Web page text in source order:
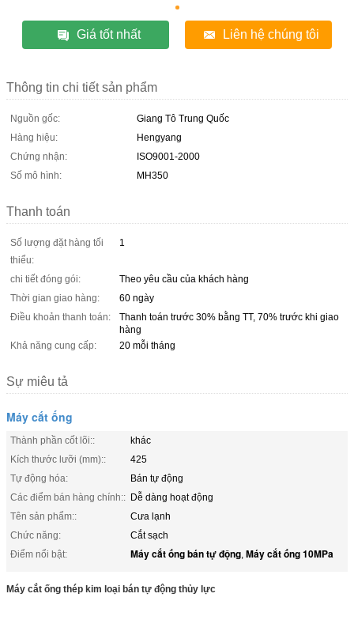
Giá tốt nhất Liên hệ chúng tôi
Thông tin chi tiết sản phẩm
Nguồn gốc:
Giang Tô Trung Quốc
Hàng hiệu:
Hengyang
Chứng nhận:
ISO9001-2000
Số mô hình:
MH350
Thanh toán
Số lượng đặt hàng tối
thiểu:
1
chi tiết đóng gói:
Theo yêu cầu của khách hàng
Thời gian giao hàng:
60 ngày
Điều khoản thanh toán:
Thanh toán trước 30% bằng TT, 70% trước khi giao
hàng
Khả năng cung cấp:
20 mỗi tháng
Sự miêu tả
Máy cắt ống
Thành phần cốt lõi::
khác
Kích thước lưỡi (mm)::
425
Tự động hóa:
Bán tự động
Các điểm bán hàng chính:: Dễ dàng hoạt động
Tên sản phẩm::
Cưa lạnh
Chức năng:
Cắt sạch
Điểm nổi bật:
Máy cắt ống bán tự động, Máy cắt ống 10MPa
Máy cắt ống thép kim loại bán tự động thủy lực